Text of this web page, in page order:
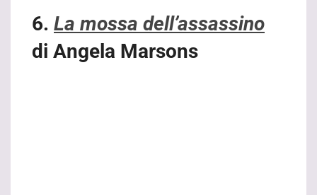
6. La mossa dell’assassino
di Angela Marsons